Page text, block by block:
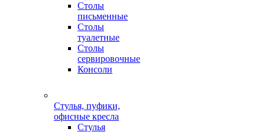
Столы
письменные
Столы
туалетные
Столы
сервировочные
Консоли
Стулья, пуфики,
офисные кресла
Стулья